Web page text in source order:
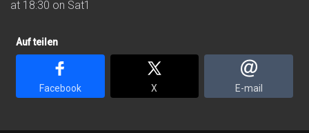
at 18:30 on Sat1
Auf teilen
Facebook X E-mail